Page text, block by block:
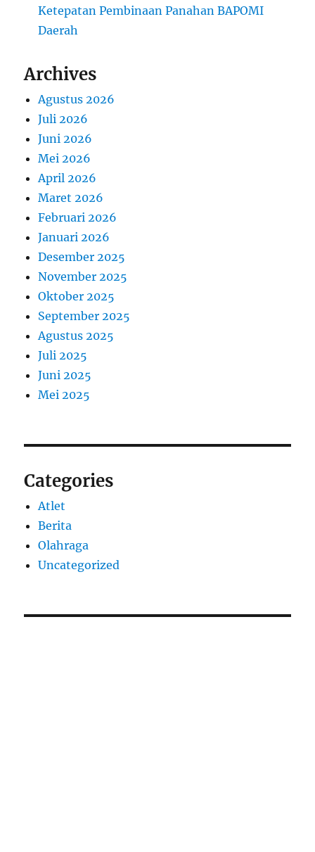
Ketepatan Pembinaan Panahan BAPOMI
Daerah
Archives
Agustus 2026
Juli 2026
Juni 2026
Mei 2026
April 2026
Maret 2026
Februari 2026
Januari 2026
Desember 2025
November 2025
Oktober 2025
September 2025
Agustus 2025
Juli 2025
Juni 2025
Mei 2025
Categories
Atlet
Berita
Olahraga
Uncategorized